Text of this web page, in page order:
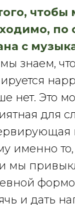
чтобы
по
с
знаем,
нет. Это
для
именно
мы
и дать